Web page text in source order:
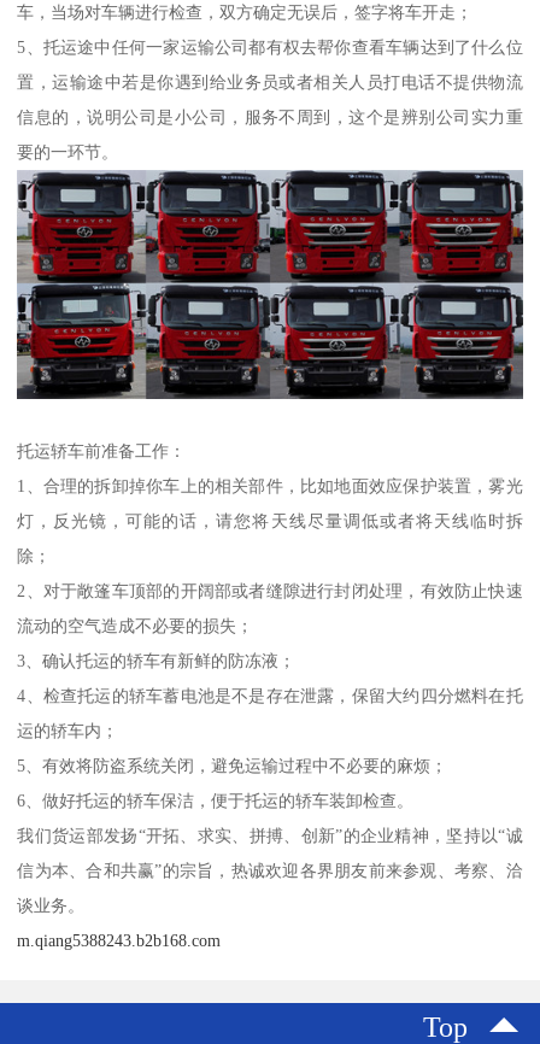
车，当场对车辆进行检查，双方确定无误后，签字将车开走；
5、托运途中任何一家运输公司都有权去帮你查看车辆达到了什么位
置，运输途中若是你遇到给业务员或者相关人员打电话不提供物流
信息的，说明公司是小公司，服务不周到，这个是辨别公司实力重
要的一环节。
托运轿车前准备工作：
1、合理的拆卸掉你车上的相关部件，比如地面效应保护装置，雾光
灯，反光镜，可能的话，请您将天线尽量调低或者将天线临时拆
除；
2、对于敞篷车顶部的开阔部或者缝隙进行封闭处理，有效防止快速
流动的空气造成不必要的损失；
3、确认托运的轿车有新鲜的防冻液；
4、检查托运的轿车蓄电池是不是存在泄露，保留大约四分燃料在托
运的轿车内；
5、有效将防盗系统关闭，避免运输过程中不必要的麻烦；
6、做好托运的轿车保洁，便于托运的轿车装卸检查。
我们货运部发扬“开拓、求实、拼搏、创新”的企业精神，坚持以“诚
信为本、合和共赢”的宗旨，热诚欢迎各界朋友前来参观、考察、洽
谈业务。
m.qiang5388243.b2b168.com
Top